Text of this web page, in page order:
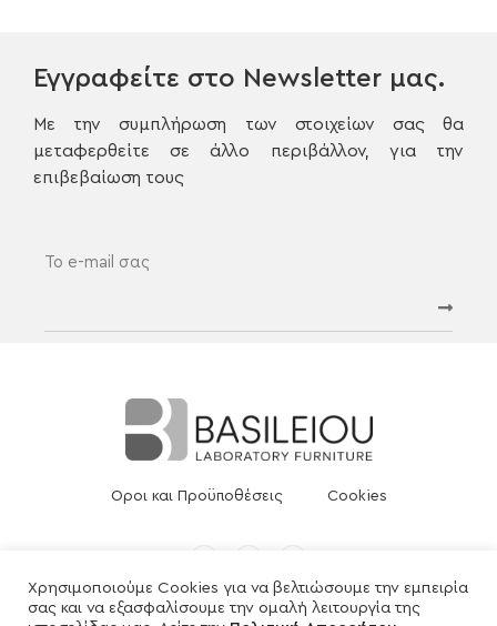
Εγγραφείτε στο Newsletter μας.
Με την συμπλήρωση των στοιχείων σας θα
μεταφερθείτε σε άλλο περιβάλλον, για την
επιβεβαίωση τους
Οροι και Προϋποθέσεις Cookies
Χρησιμοποιούμε Cookies για να βελτιώσουμε την εμπειρία
σας και να εξασφαλίσουμε την ομαλή λειτουργία της